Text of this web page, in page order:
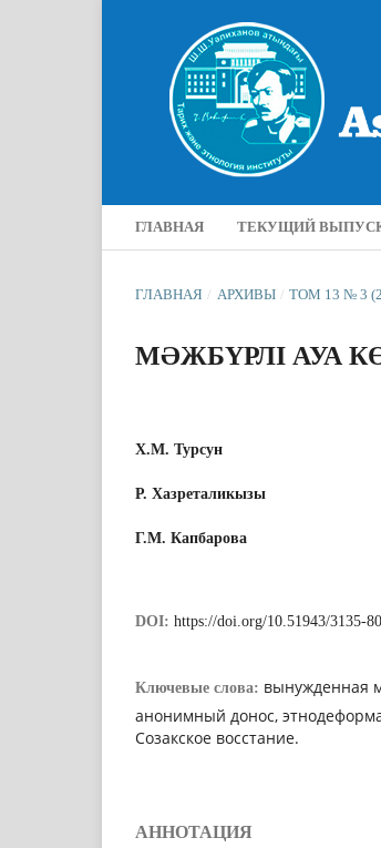
ГЛАВНАЯ ТЕКУЩИЙ
ГЛАВНАЯ / АРХИВЫ / ТОМ 13 № 3
МӘЖБҮРЛІ АУА
Х.М. Турсун
Р. Хазреталикызы
Г.М. Капбарова
DOI: https://doi.org/10.51943/3135-
Ключевые слова: вынужденная
анонимный донос,
Созакское восстание.
АННОТАЦИЯ